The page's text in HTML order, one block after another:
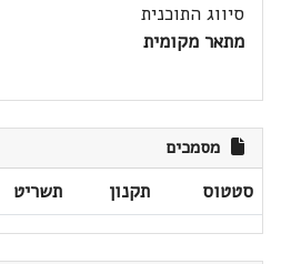
סיווג התוכנית
מתאר מקומית
מסמכים
סטטוס תקנון תשריט